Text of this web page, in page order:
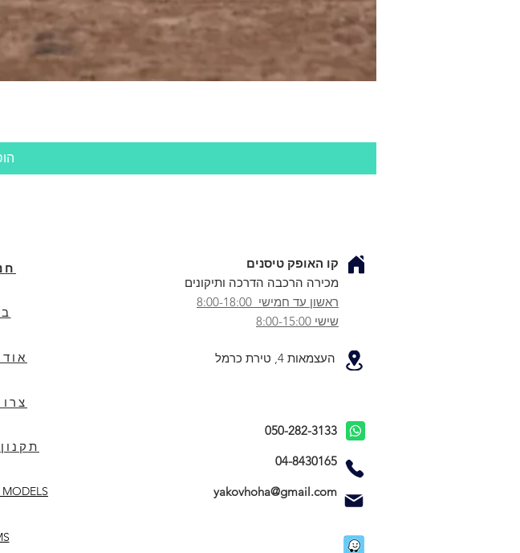
קו האופק טיסנים
מכירה הרכבה הדרכה ותיקונים
ראשון עד חמישי 8:00-18:00
שישי 8:00-15:00
העצמאות 4, טירת כרמל
050-282-3133
04-8430165
yakovhoha@gmail.com